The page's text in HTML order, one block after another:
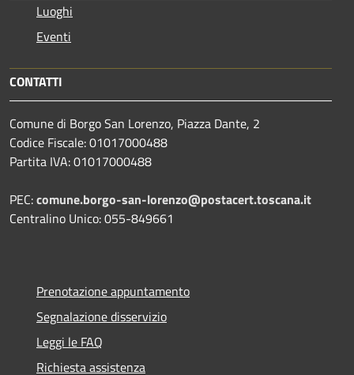
Luoghi
Eventi
CONTATTI
Comune di Borgo San Lorenzo, Piazza Dante, 2
Codice Fiscale: 01017000488
Partita IVA: 01017000488
PEC:comune.borgo-san-lorenzo@postacert.toscana.it
Centralino Unico: 055-849661
Prenotazione appuntamento
Segnalazione disservizio
Leggi le FAQ
Richiesta assistenza